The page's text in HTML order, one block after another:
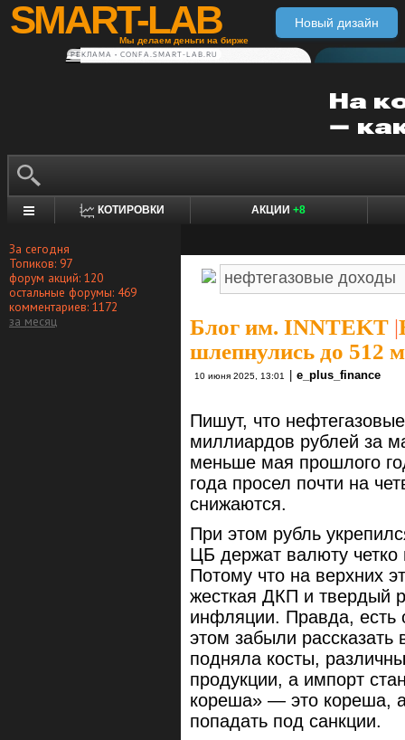
SMART-LAB
Мы делаем деньги на бирже
Новый дизайн
РЕКЛАМА • CONFA.SMART-LAB.RU
КОТИРОВКИ АКЦИИ +8
За сегодня
Топиков: 97
форум акций: 120
остальные форумы: 469
комментариев: 1172
за месяц
Блог им. INNTEKT |
шлепнулись до 512
10 июня 2025, 13:01 e_plus_finance
Пишут, что
миллиардов рублей за
меньше мая прошлого
года просел почти на
снижаются.
При этом рубль
ЦБ держат валюту
Потому что на верхних
жесткая ДКП и твердый
инфляции. Правда,
этом забыли
подняла косты,
продукции, а импорт
кореша» — это кореша,
попадать под санкции.